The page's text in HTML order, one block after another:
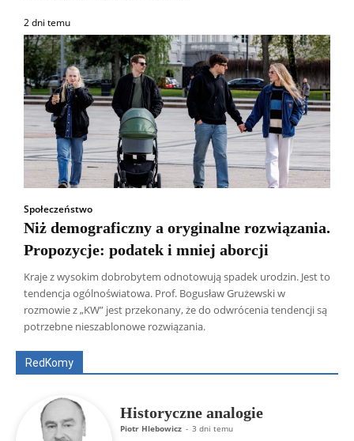
2 dni temu
Społeczeństwo
Niż demograficzny a oryginalne rozwiązania.
Propozycje: podatek i mniej aborcji
Kraje z wysokim dobrobytem odnotowują spadek urodzin. Jest to
tendencja ogólnoświatowa. Prof. Bogusław Grużewski w
rozmowie z „KW” jest przekonany, że do odwrócenia tendencji są
potrzebne nieszablonowe rozwiązania.
RedKomy
Wszyscy Aleksander Borowik
Antoni Radczenko
Artur Płokszto
Grzegorz Górny
ks. Jarosław Wąsowicz SDB
Historyczne analogie
Piotr Hlebowicz - 3 dni temu